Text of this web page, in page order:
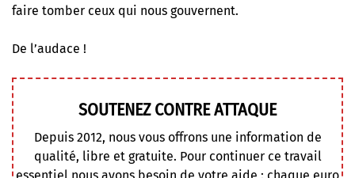
faire tomber ceux qui nous gouvernent.
De l’audace !
SOUTENEZ CONTRE ATTAQUE
Depuis 2012, nous vous offrons une information de
qualité, libre et gratuite. Pour continuer ce travail